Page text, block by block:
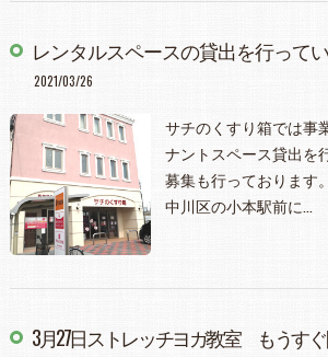
レンタルスペースの貸出を行って
2021/03/26
サチのくすり箱では事
ナントスペース貸出を
募集も行っております
中川区の小本駅前に…
3月27日ストレッチヨガ教室 もうす